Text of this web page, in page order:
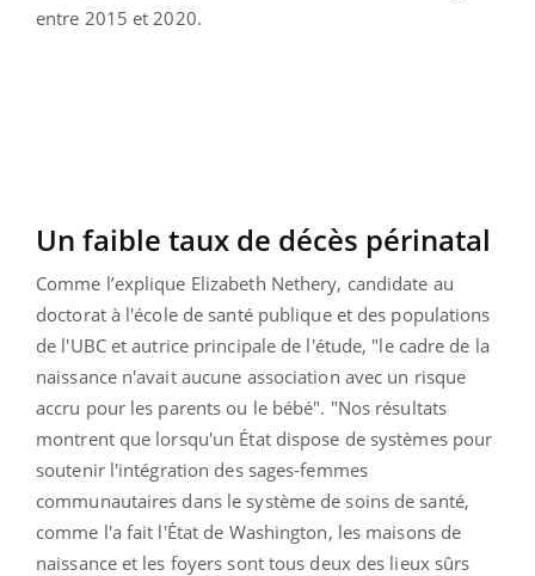
entre 2015 et 2020.
Un faible taux de décès périnatal
Comme l’explique Elizabeth Nethery, candidate au
doctorat à l'école de santé publique et des populations
de l'UBC et autrice principale de l'étude, "le cadre de la
naissance n'avait aucune association avec un risque
accru pour les parents ou le bébé". "Nos résultats
montrent que lorsqu'un État dispose de systèmes pour
soutenir l'intégration des sages-femmes
communautaires dans le système de soins de santé,
comme l'a fait l'État de Washington, les maisons de
naissance et les foyers sont tous deux des lieux sûrs